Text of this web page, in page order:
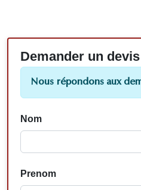
Demander un
Nous répondons aux
Nom
Prenom